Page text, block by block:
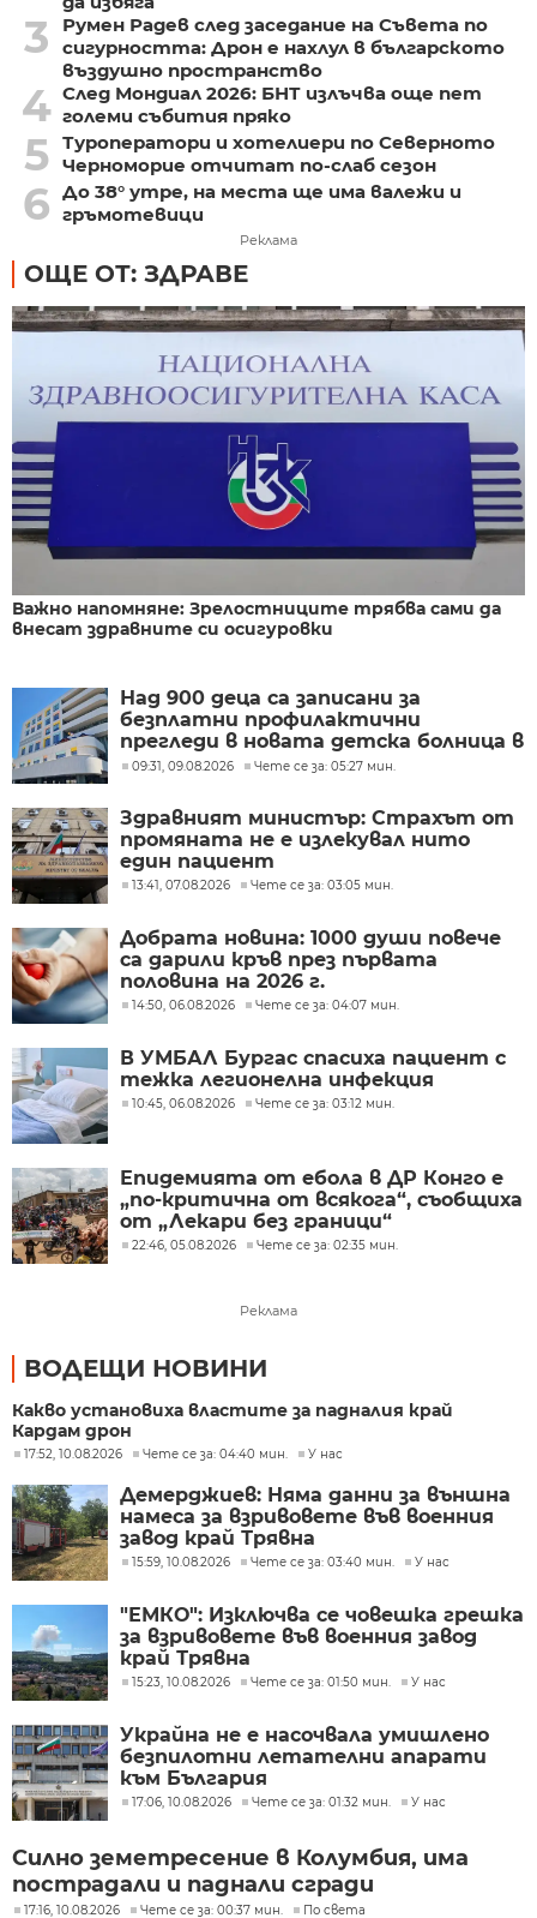
3
Румен Радев след заседание на Съвета по
сигурността: Дрон е нахлул в българското
въздушно пространство
4 След Мондиал 2026: БНТ излъчва още пет
големи събития пряко
5 Туроператори и хотелиери по Северното
Черноморие отчитат по-слаб сезон
6 До 38° утре, на места ще има валежи и
гръмотевици
Реклама
ОЩЕ ОТ: ЗДРАВЕ
Важно напомняне: Зрелостниците трябва сами да
внесат здравните си осигуровки
Над 900 деца са записани за
безплатни профилактични
прегледи в новата детска болница в
Бургас
09:31, 09.08.2026 Чете се за: 05:27 мин.
Здравният министър: Страхът от
промяната не е излекувал нито
един пациент
13:41, 07.08.2026 Чете се за: 03:05 мин.
Добрата новина: 1000 души повече
са дарили кръв през първата
половина на 2026 г.
14:50, 06.08.2026 Чете се за: 04:07 мин.
В УМБАЛ Бургас спасиха пациент с
тежка легионелна инфекция
10:45, 06.08.2026 Чете се за: 03:12 мин.
Епидемията от ебола в ДР Конго е
„по-критична от всякога“, съобщиха
от „Лекари без граници“
22:46, 05.08.2026 Чете се за: 02:35 мин.
Реклама
ВОДЕЩИ НОВИНИ
Какво установиха властите за падналия край
Кардам дрон
17:52, 10.08.2026 Чете се за: 04:40 мин. У нас
Демерджиев: Няма данни за външна
намеса за взривовете във военния
завод край Трявна
15:59, 10.08.2026 Чете се за: 03:40 мин. У нас
"ЕМКО": Изключва се човешка грешка
за взривовете във военния завод
край Трявна
15:23, 10.08.2026 Чете се за: 01:50 мин. У нас
Украйна не е насочвала умишлено
безпилотни летателни апарати
към България
17:06, 10.08.2026 Чете се за: 01:32 мин. У нас
Силно земетресение в Колумбия, има
пострадали и паднали сгради
17:16, 10.08.2026 Чете се за: 00:37 мин. По света